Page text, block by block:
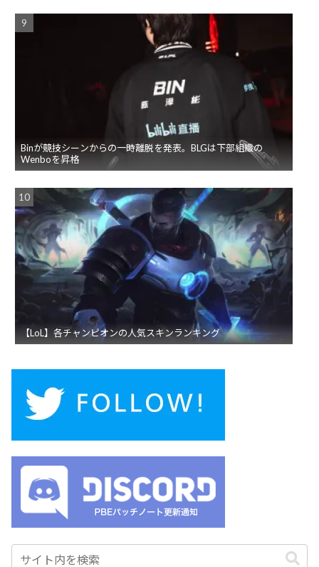
Binが競技シーンからの一時離脱を発表。BLGは下部組織の
Wenboを昇格
【LoL】各チャンピオンの人気スキンランキング